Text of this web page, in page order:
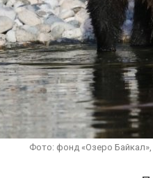
Фото: фонд «Озеро
ближайшее
Авг 6, 2026
Авг 6, 2026
В